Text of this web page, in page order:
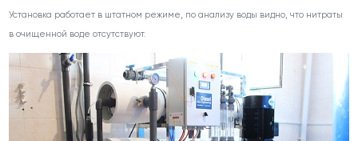
Установка работает в штатном режиме, по анализу воды видно, что нитраты
в очищенной воде отсутствуют.